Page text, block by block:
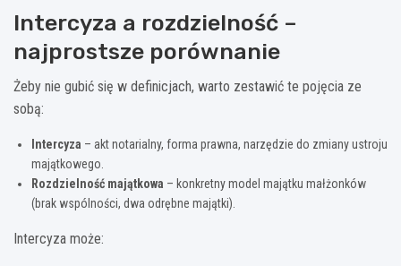
Intercyza a rozdzielność –
najprostsze porównanie
Żeby nie gubić się w definicjach, warto zestawić te pojęcia ze
sobą:
Intercyza – akt notarialny, forma prawna, narzędzie do zmiany ustroju
majątkowego.
Rozdzielność majątkowa – konkretny model majątku małżonków
(brak wspólności, dwa odrębne majątki).
Intercyza może: